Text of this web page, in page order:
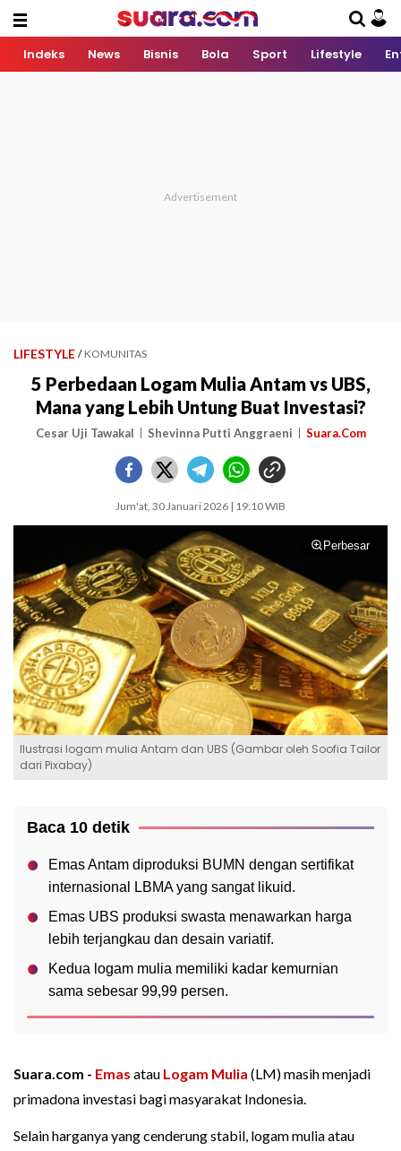
Indeks News Bisnis Bola Sport Lifestyle
LIFESTYLE / KOMUNITAS
5 Perbedaan Logam Mulia Antam vs UBS,
Mana yang Lebih Untung Buat Investasi?
Cesar Uji Tawakal Shevinna Putti Anggraeni Suara.Com
Jum'at, 30 Januari 2026 | 19:10 WIB
Perbesar
Ilustrasi logam mulia Antam dan UBS (Gambar oleh Soofia Tailor
dari Pixabay)
Baca 10 detik
Emas Antam diproduksi BUMN dengan sertifikat
internasional LBMA yang sangat likuid.
Emas UBS produksi swasta menawarkan harga
lebih terjangkau dan desain variatif.
Kedua logam mulia memiliki kadar kemurnian
sama sebesar 99,99 persen.
Suara.com - Emas atau Logam Mulia (LM) masih menjadi
primadona investasi bagi masyarakat Indonesia.
Selain harganya yang cenderung stabil, logam mulia atau